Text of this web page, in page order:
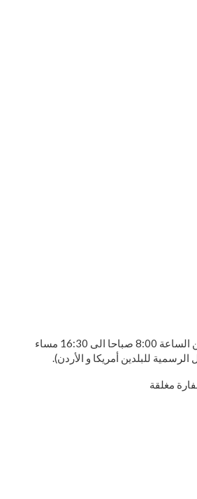
من الأحد إلى الخميس: من الساعة 8:00 صباحا الى 16:30 مساء
للبلدين أمريكا و الأردن).
مغلقة